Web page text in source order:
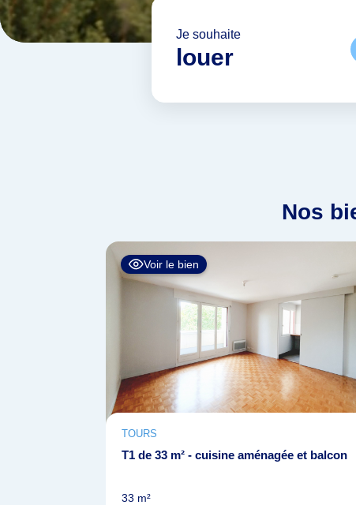
Je souhaite
louer
Nos
Voir le bien
TOURS
T1 de 33 m² - cuisine aménagée et balcon
33 m²